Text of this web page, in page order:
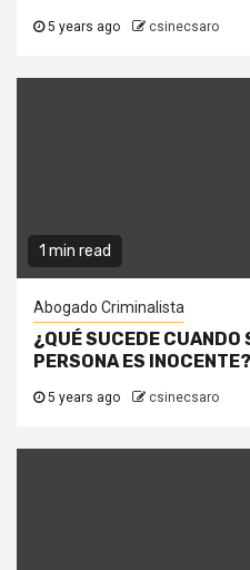
5 years ago csinecsaro
1 min read
Abogado Criminalista
¿QUÉ SUCEDE CUANDO
PERSONA ES INOCENTE?
5 years ago csinecsaro